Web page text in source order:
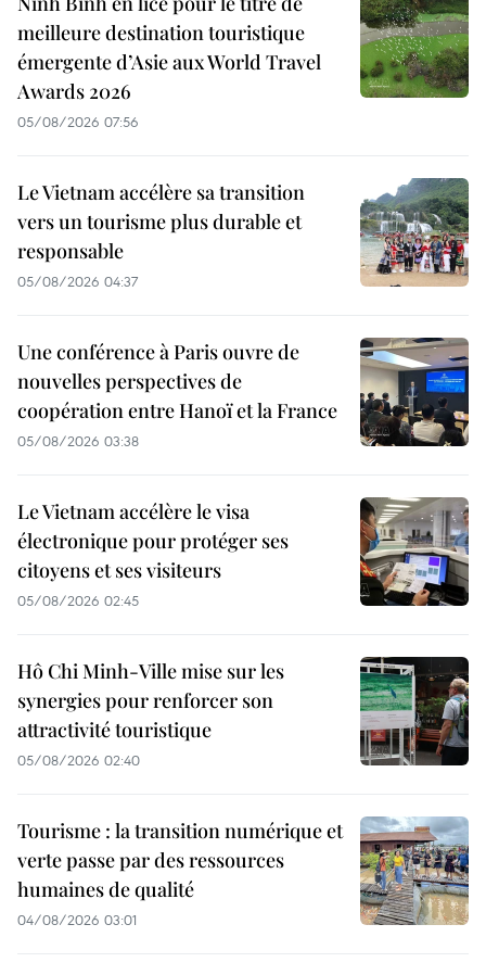
meilleure destination touristique
émergente d’Asie aux World Travel
Awards 2026
05/08/2026 07:56
Le Vietnam accélère sa transition
vers un tourisme plus durable et
responsable
05/08/2026 04:37
Une conférence à Paris ouvre de
nouvelles perspectives de
coopération entre Hanoï et la France
05/08/2026 03:38
Le Vietnam accélère le visa
électronique pour protéger ses
citoyens et ses visiteurs
05/08/2026 02:45
Hô Chi Minh-Ville mise sur les
synergies pour renforcer son
attractivité touristique
05/08/2026 02:40
Tourisme : la transition numérique et
verte passe par des ressources
humaines de qualité
04/08/2026 03:01